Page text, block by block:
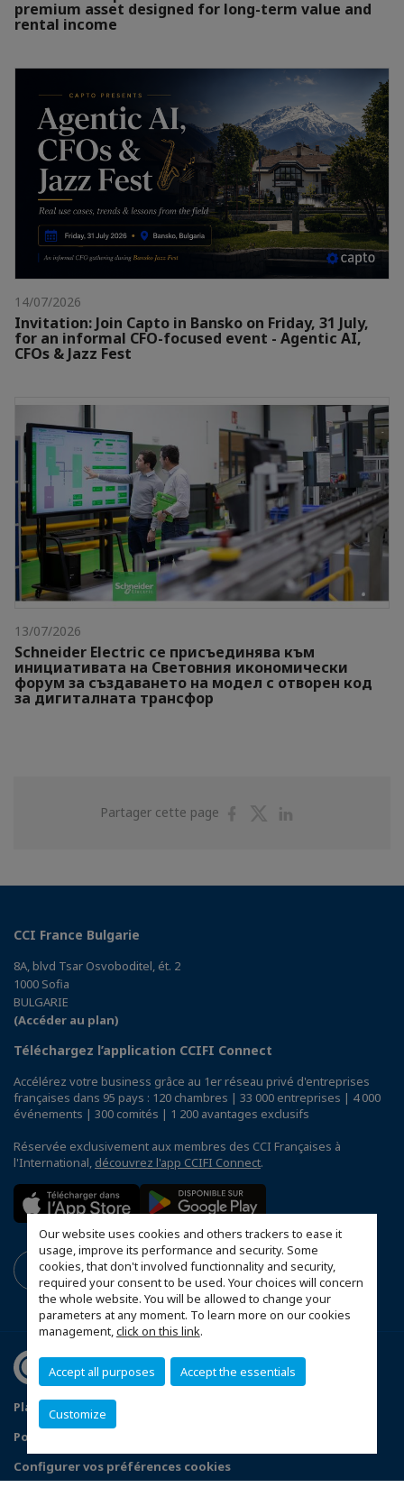
Our website uses cookies and others trackers to ease it
usage, improve its performance and security. Some
cookies, that don't involved functionnality and security,
required your consent to be used. Your choices will concern
the whole website. You will be allowed to change your
parameters at any moment. To learn more on our cookies
management,click on this link.
Accept all purposes Accept the essentials
Customize
premium asset designed for long-term value and
rental income
14/07/2026
Invitation: Join Capto in Bansko on Friday, 31 July,
for an informal CFO-focused event - Agentic AI,
CFOs & Jazz Fest
13/07/2026
Schneider Electric се присъединява към
инициативата на Световния икономически
форум за създаването на модел с отворен код
за дигиталната трансфор
Partager cette page
PartagerPartager
CCI France Bulgarie
8A, blvd Tsar Osvoboditel, ét. 2
1000 Sofia
BULGARIE
(Accéder au plan)
Téléchargez l’application CCIFI Connect
Accélérez votre business grâce au 1er réseau privé d'entreprises
françaises dans 95 pays : 120 chambres | 33 000 entreprises | 4 000
événements | 300 comités | 1 200 avantages exclusifs
Réservée exclusivement aux membres des CCI Françaises à
l'International, découvrez l'app CCIFI Connect.
Plan du site
Mentions légales
Politique de confidentialité
Configurer vos préférences cookies